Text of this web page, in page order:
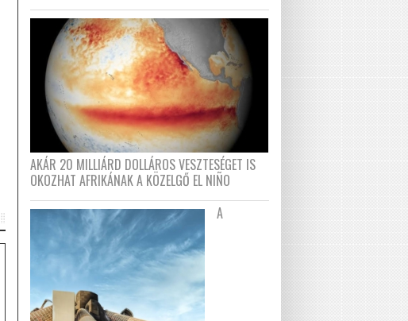
AKÁR 20 MILLIÁRD DOLLÁROS VESZTESÉGET IS
OKOZHAT AFRIKÁNAK A KÖZELGŐ EL NIÑO
A